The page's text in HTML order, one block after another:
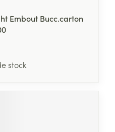
Embout Bucc.carton
stock